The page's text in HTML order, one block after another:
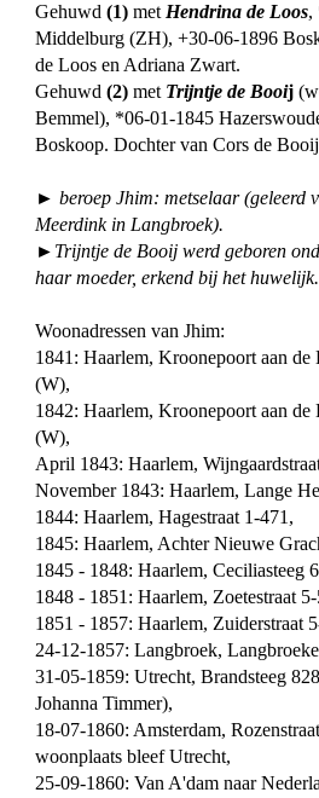
Gehuwd(1)met Hendrina de Loos,
Middelburg (ZH), +30-06-1896
de Loos en Adriana Zwart.
Gehuwd(2) met Trijntje de Booij
Bemmel), *06-01-1845
Boskoop. Dochter van Cors de
► beroep Jhim: metselaar (geleerd
Meerdink in Langbroek).
►Trijntje de Booij werd geboren
haar moeder, erkend bij het huwelijk.
Woonadressen van Jhim:
1841: Haarlem, Kroonepoort aan de
(W),
1842: Haarlem, Kroonepoort aan de
(W),
April 1843: Haarlem,
November 1843: Haarlem, Lange
1844: Haarlem, Hagestraat 1-471,
1845: Haarlem, Achter Nieuwe
1845 - 1848: Haarlem, Ceciliasteeg
1848 - 1851: Haarlem, Zoetestraat
1851 - 1857: Haarlem, Zuiderstraat
24-12-1857: Langbroek,
31-05-1859: Utrecht, Brandsteeg
Johanna Timmer),
18-07-1860: Amsterdam,
woonplaats bleef Utrecht,
25-09-1860: Van A'dam naar